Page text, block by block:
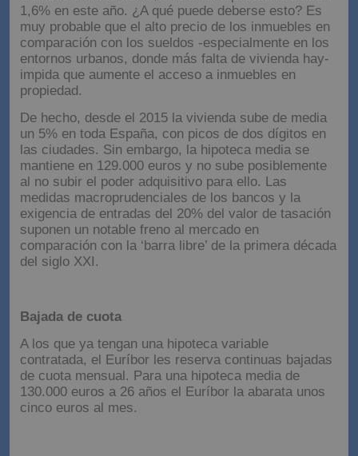
1,6% en este año. ¿A qué puede deberse esto? Es
muy probable que el alto precio de los inmuebles en
comparación con los sueldos -especialmente en los
entornos urbanos, donde más falta de vivienda hay-
impida que aumente el acceso a inmuebles en
propiedad.
De hecho, desde el 2015 la vivienda sube de media
un 5% en toda España, con picos de dos dígitos en
las ciudades. Sin embargo, la hipoteca media se
mantiene en 129.000 euros y no sube posiblemente
al no subir el poder adquisitivo para ello. Las
medidas macroprudenciales de los bancos y la
exigencia de entradas del 20% del valor de tasación
suponen un notable freno al mercado en
comparación con la ‘barra libre’ de la primera década
del siglo XXI.
Bajada de cuota
A los que ya tengan una hipoteca variable
contratada, el Euríbor les reserva continuas bajadas
de cuota mensual. Para una hipoteca media de
130.000 euros a 26 años el Euríbor la abarata unos
cinco euros al mes.